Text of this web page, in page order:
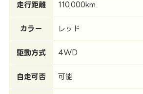
走行距離 110,000km
カラー レッド
駆動方式 4WD
自走可否 可能